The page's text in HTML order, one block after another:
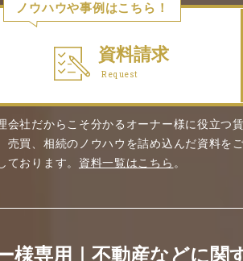
ノウハウや事例はこちら！
資料請求
Request
会社だからこそ分かるオーナー様に役立つ賃
売買、相続のノウハウを詰め込んだ資料を
ております。 資料一覧はこちら 。
様専用 不動産などに関